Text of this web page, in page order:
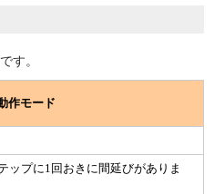
す。
作モード
プに1回おきに間延びがありま